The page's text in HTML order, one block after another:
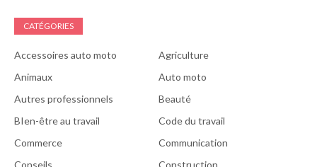
CATÉGORIES
Accessoires auto moto
Agriculture
Animaux
Auto moto
Autres professionnels
Beauté
BIen-être au travail
Code du travail
Commerce
Communication